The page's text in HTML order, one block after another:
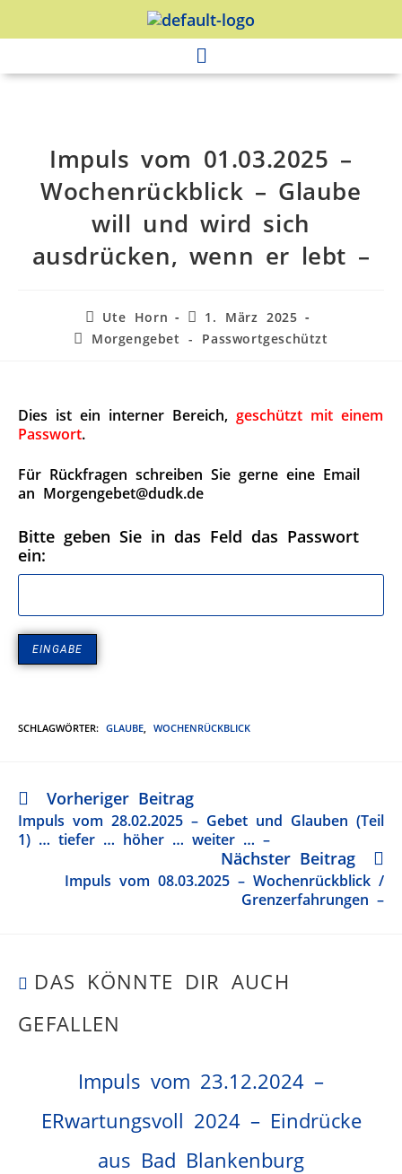
Impuls vom 01.03.2025 –
Wochenrückblick – Glaube
will und wird sich
ausdrücken, wenn er lebt –
Ute Horn
1. März 2025
Morgengebet - Passwortgeschützt
Dies ist ein interner Bereich, geschützt mit einem
Passwort.
Für Rückfragen schreiben Sie gerne eine Email
an Morgengebet@dudk.de
Bitte geben Sie in das Feld das Passwort
ein:
SCHLAGWÖRTER: GLAUBE, WOCHENRÜCKBLICK
Vorheriger Beitrag
Impuls vom 28.02.2025 – Gebet und Glauben (Teil
1) … tiefer … höher … weiter … –
Nächster Beitrag
Impuls vom 08.03.2025 – Wochenrückblick /
Grenzerfahrungen –
DAS KÖNNTE DIR AUCH
GEFALLEN
Impuls vom 23.12.2024 –
ERwartungsvoll 2024 – Eindrücke
aus Bad Blankenburg